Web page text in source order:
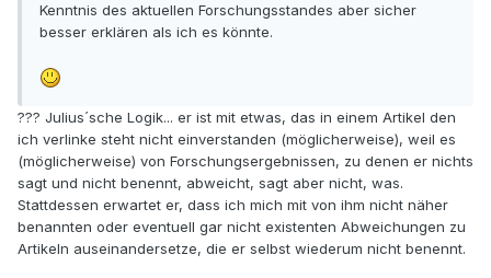
Kenntnis des aktuellen Forschungsstandes aber sicher
besser erklären als ich es könnte.
??? Julius´sche Logik... er ist mit etwas, das in einem Artikel den
ich verlinke steht nicht einverstanden (möglicherweise), weil es
(möglicherweise) von Forschungsergebnissen, zu denen er nichts
sagt und nicht benennt, abweicht, sagt aber nicht, was.
Stattdessen erwartet er, dass ich mich mit von ihm nicht näher
benannten oder eventuell gar nicht existenten Abweichungen zu
Artikeln auseinandersetze, die er selbst wiederum nicht benennt.